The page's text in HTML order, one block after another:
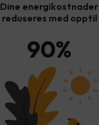
Dine energikostnader
reduseres med opptil
90%